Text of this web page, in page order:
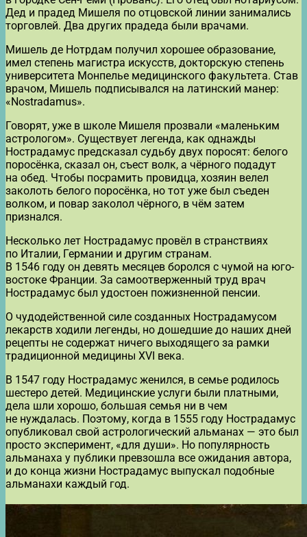
Дед и прадед Мишеля по отцовской линии занимались
торговлей. Два других прадеда были врачами.
Мишель де Нотрдам получил хорошее образование,
имел степень магистра искусств, докторскую степень
университета Монпелье медицинского факультета. Став
врачом, Мишель подписывался на латинский манер:
«Nostradamus».
Говорят, уже в школе Мишеля прозвали «маленьким
астрологом». Существует легенда, как однажды
Нострадамус предсказал судьбу двух поросят: белого
поросёнка, сказал он, съест волк, а чёрного подадут
на обед. Чтобы посрамить провидца, хозяин велел
заколоть белого поросёнка, но тот уже был съеден
волком, и повар заколол чёрного, в чём затем
признался.
Несколько лет Нострадамус провёл в странствиях
по Италии, Германии и другим странам.
В 1546 году он девять месяцев боролся с чумой на юго-
востоке Франции. За самоотверженный труд врач
Нострадамус был удостоен пожизненной пенсии.
О чудодейственной силе созданных Нострадамусом
лекарств ходили легенды, но дошедшие до наших дней
рецепты не содержат ничего выходящего за рамки
традиционной медицины XVI века.
В 1547 году Нострадамус женился, в семье родилось
шестеро детей. Медицинские услуги были платными,
дела шли хорошо, большая семья ни в чем
не нуждалась. Поэтому, когда в 1555 году Нострадамус
опубликовал свой астрологический альманах — это был
просто эксперимент, «для души». Но популярность
альманаха у публики превзошла все ожидания автора,
и до конца жизни Нострадамус выпускал подобные
альманахи каждый год.